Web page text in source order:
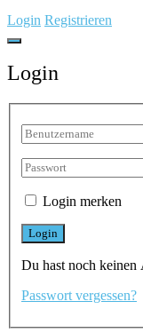
Login Registrieren
Login
Login merken
Du hast noch keinen
Passwort vergessen?